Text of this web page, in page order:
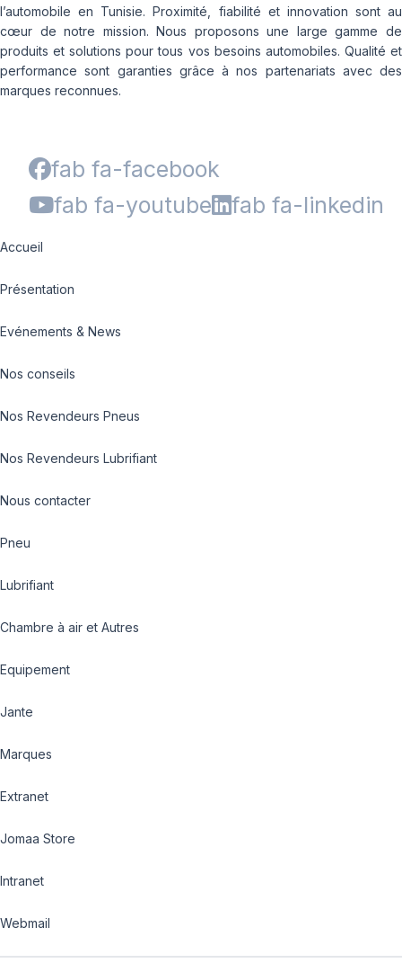
l’automobile en Tunisie. Proximité, fiabilité et innovation sont au
cœur de notre mission. Nous proposons une large gamme de
produits et solutions pour tous vos besoins automobiles. Qualité et
performance sont garanties grâce à nos partenariats avec des
marques reconnues.
fab fa-facebook
fab fa-youtube
fab fa-linkedin
Accueil
Présentation
Evénements & News
Nos conseils
Nos Revendeurs Pneus
Nos Revendeurs Lubrifiant
Nous contacter
Pneu
Lubrifiant
Chambre à air et Autres
Equipement
Jante
Marques
Extranet
Jomaa Store
Intranet
Webmail